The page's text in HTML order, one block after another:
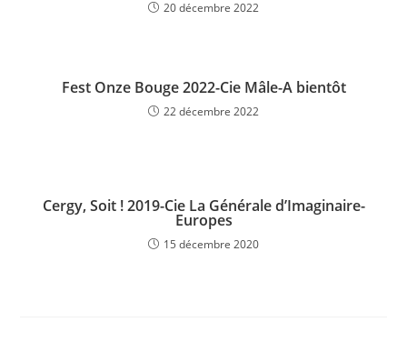
20 décembre 2022
Fest Onze Bouge 2022-Cie Mâle-A bientôt
22 décembre 2022
Cergy, Soit ! 2019-Cie La Générale d’Imaginaire-
Europes
15 décembre 2020